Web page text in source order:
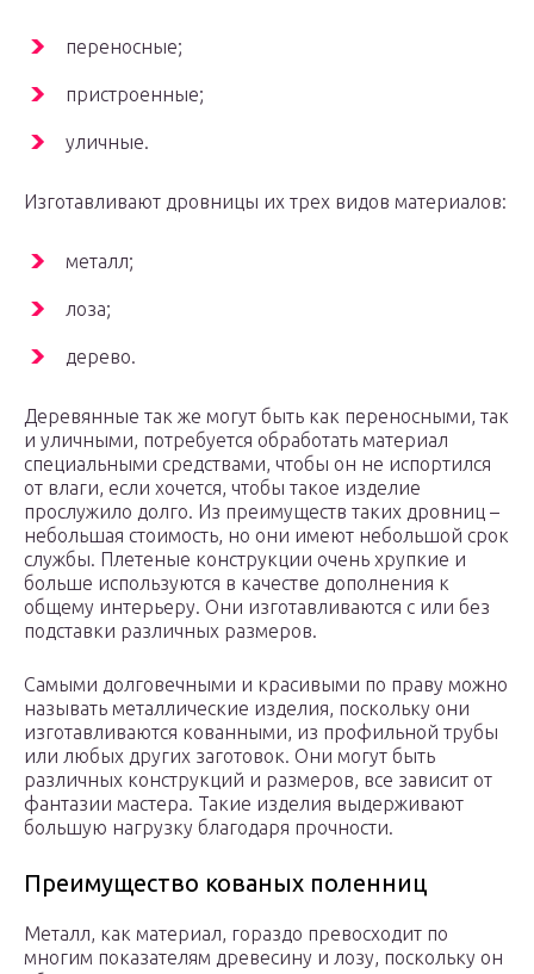
переносные;
пристроенные;
уличные.
Изготавливают дровницы их трех видов материалов:
металл;
лоза;
дерево.
Деревянные так же могут быть как переносными, так
и уличными, потребуется обработать материал
специальными средствами, чтобы он не испортился
от влаги, если хочется, чтобы такое изделие
прослужило долго. Из преимуществ таких дровниц –
небольшая стоимость, но они имеют небольшой срок
службы. Плетеные конструкции очень хрупкие и
больше используются в качестве дополнения к
общему интерьеру. Они изготавливаются с или без
подставки различных размеров.
Самыми долговечными и красивыми по праву можно
называть металлические изделия, поскольку они
изготавливаются кованными, из профильной трубы
или любых других заготовок. Они могут быть
различных конструкций и размеров, все зависит от
фантазии мастера. Такие изделия выдерживают
большую нагрузку благодаря прочности.
Преимущество кованых поленниц
Металл, как материал, гораздо превосходит по
многим показателям древесину и лозу, поскольку он